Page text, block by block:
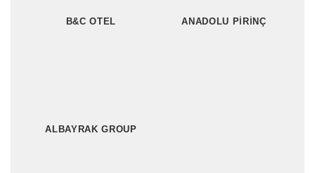
B&C OTEL ANADOLU PIRINÇ
ALBAYRAK GROUP